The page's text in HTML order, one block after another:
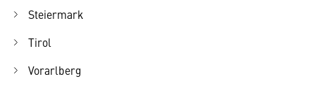
Steiermark
Tirol
Vorarlberg